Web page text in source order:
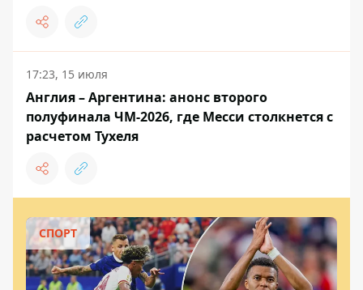
17:23, 15 июля
Англия – Аргентина: анонс второго
полуфинала ЧМ-2026, где Месси столкнется с
расчетом Тухеля
СПОРТ